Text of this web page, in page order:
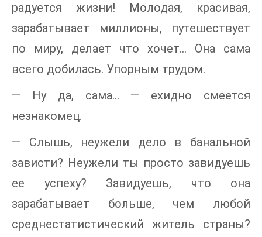
радуется жизни! Молодая, красивая,
зарабатывает миллионы, путешествует
по миру, делает что хочет… Она сама
всего добилась. Упорным трудом.
— Ну да, сама… — ехидно смеется
незнакомец.
— Слышь, неужели дело в банальной
зависти? Неужели ты просто завидуешь
ее успеху? Завидуешь, что она
зарабатывает больше, чем любой
среднестатистический житель страны?